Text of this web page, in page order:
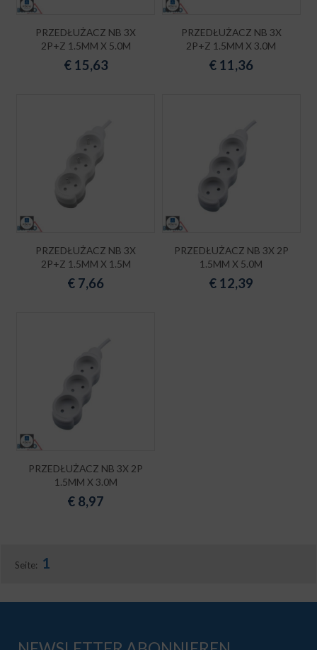
PRZEDŁUŻACZ NB 3X
2P+Z 1.5MM X 5.0M
€ 15,63
PRZEDŁUŻACZ NB 3X
2P+Z 1.5MM X 3.0M
€ 11,36
PRZEDŁUŻACZ NB 3X
2P+Z 1.5MM X 1.5M
€ 7,66
PRZEDŁUŻACZ NB 3X 2P
1.5MM X 5.0M
€ 12,39
PRZEDŁUŻACZ NB 3X 2P
1.5MM X 3.0M
€ 8,97
Seite: 1